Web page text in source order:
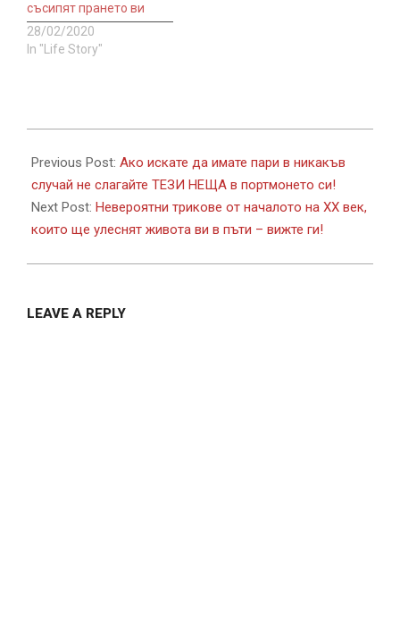
съсипят прането ви
28/02/2020
In "Life Story"
11-
28
Previous Post: Ако искате да имате пари в никакъв
случай не слагайте ТЕЗИ НЕЩА в портмонето си!
Next Post: Невероятни трикове от началото на XX век,
които ще улеснят живота ви в пъти – вижте ги!
LEAVE A REPLY